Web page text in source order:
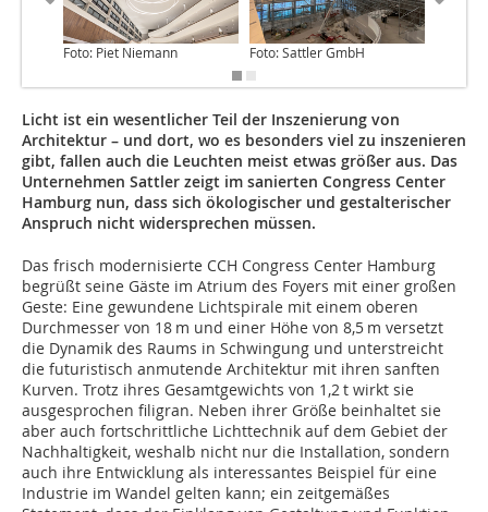
Foto: Piet Niemann Foto: Sattler GmbH
Licht ist ein wesentlicher Teil der Inszenierung von
Architektur – und dort, wo es besonders viel zu inszenieren
gibt, fallen auch die Leuchten meist etwas größer aus. Das
Unternehmen Sattler zeigt im sanierten Congress Center
Hamburg nun, dass sich ökologischer und gestalterischer
Anspruch nicht widersprechen müssen.
Das frisch modernisierte CCH Congress Center Hamburg
begrüßt seine Gäste im Atrium des Foyers mit einer großen
Geste: Eine gewundene Lichtspirale mit einem oberen
Durchmesser von 18 m und einer Höhe von 8,5 m versetzt
die ­Dynamik des Raums in Schwingung und unterstreicht
die futuristisch anmutende Architektur mit ihren sanften
Kurven. Trotz ihres Gesamtgewichts von 1,2 t wirkt sie
ausgesprochen filigran. Neben ihrer Größe beinhaltet sie
aber auch fortschrittliche Lichttechnik auf dem Gebiet der
Nachhaltigkeit, weshalb nicht nur die Installation, sondern
auch ihre Entwicklung als interessantes Beispiel für eine
Industrie im Wandel gelten kann; ein zeitgemäßes